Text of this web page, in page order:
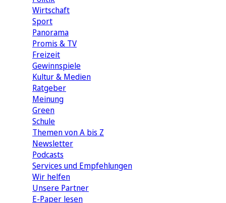
Wirtschaft
Sport
Panorama
Promis & TV
Freizeit
Gewinnspiele
Kultur & Medien
Ratgeber
Meinung
Green
Schule
Themen von A bis Z
Newsletter
Podcasts
Services und Empfehlungen
Wir helfen
Unsere Partner
E-Paper lesen